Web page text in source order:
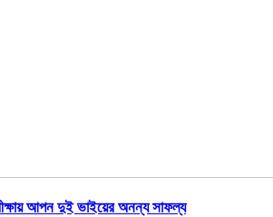
আপন দুই ভাইয়ের অনন্য সাফল্য